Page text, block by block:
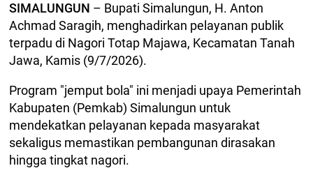
SIMALUNGUN – Bupati Simalungun, H. Anton
Achmad Saragih, menghadirkan pelayanan publik
terpadu di Nagori Totap Majawa, Kecamatan Tanah
Jawa, Kamis (9/7/2026).
Program "jemput bola" ini menjadi upaya Pemerintah
Kabupaten (Pemkab) Simalungun untuk
mendekatkan pelayanan kepada masyarakat
sekaligus memastikan pembangunan dirasakan
hingga tingkat nagori.